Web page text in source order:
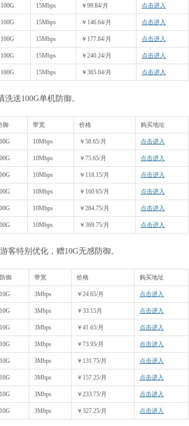
100G 15Mbps ￥99.84/月 点击进入
100G 15Mbps ￥146.64/月 点击进入
100G 15Mbps ￥177.84/月 点击进入
100G 15Mbps ￥240.24/月 点击进入
100G 15Mbps ￥365.04/月 点击进入
送100G单机防御。
御 带宽 价格 购买地址
10Mbps ￥58.65/月 点击进入
10Mbps ￥75.65/月 点击进入
10Mbps ￥118.15/月 点击进入
10Mbps ￥160.65/月 点击进入
10Mbps ￥284.75/月 点击进入
10Mbps ￥369.75/月 点击进入
客特别优化，赠10G无感防御。
防御 带宽 价格 购买地址
10G 3Mbps ￥24.65/月 点击进入
10G 3Mbps ￥33.15月 点击进入
10G 3Mbps ￥41.65/月 点击进入
10G 3Mbps ￥73.95/月 点击进入
10G 3Mbps ￥131.75/月 点击进入
10G 3Mbps ￥157.25/月 点击进入
10G 3Mbps ￥233.75/月 点击进入
10G 3Mbps ￥327.25/月 点击进入